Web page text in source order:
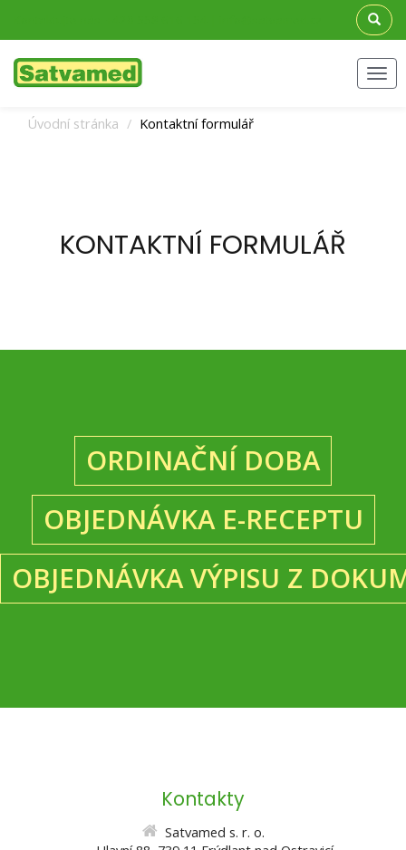
Úvodní stránka Kontaktní formulář
KONTAKTNÍ FORMULÁŘ
ORDINAČNÍ DOBA
OBJEDNÁVKA E-RECEPTU
OBJEDNÁVKA VÝPISU Z
Kontakty
Satvamed s. r. o.